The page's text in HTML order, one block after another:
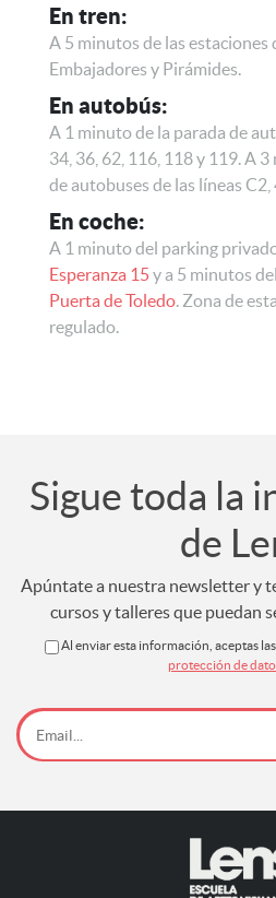
En tren:
A 5 minutos de las estaciones
Embajadores y Pirámides.
En autobús:
A 1 minuto de la parada de
34, 36, 62, 116, 118 y 119. A
de autobuses de las líneas C2,
En coche:
A 1 minuto del parking
Esperanza 15y a 5 minutos
Puerta de Toledo. Zona de
regulado.
Sigue toda la
de
Apúntate a nuestra newsletter y
cursos y talleres que puedan
Al enviar esta información, aceptas las
protección de